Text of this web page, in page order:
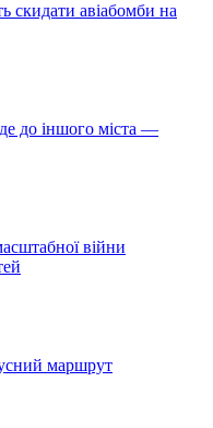
скидати авіабомби на
до іншого міста —
війни
маршрут